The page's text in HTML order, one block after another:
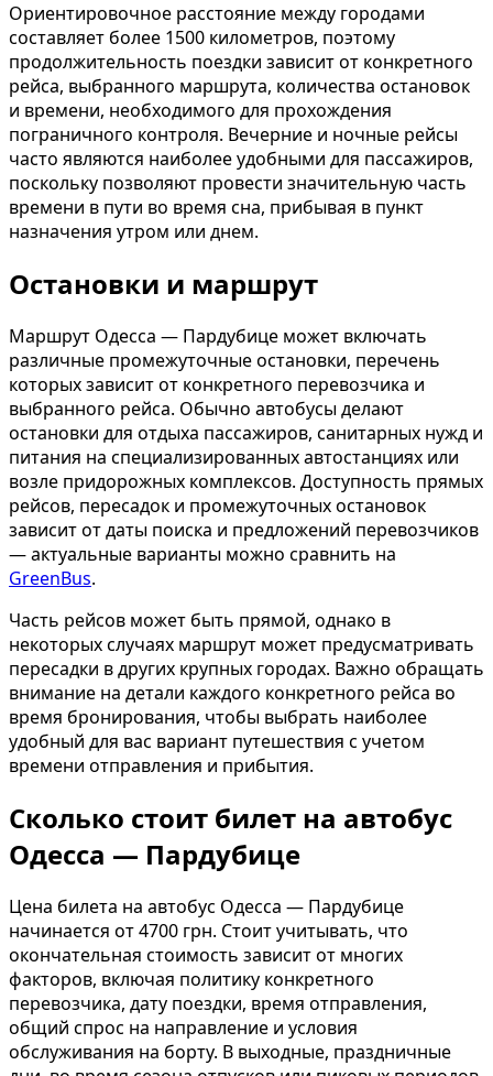
Ориентировочное расстояние между городами
составляет более 1500 километров, поэтому
продолжительность поездки зависит от конкретного
рейса, выбранного маршрута, количества остановок
и времени, необходимого для прохождения
пограничного контроля. Вечерние и ночные рейсы
часто являются наиболее удобными для пассажиров,
поскольку позволяют провести значительную часть
времени в пути во время сна, прибывая в пункт
назначения утром или днем.
Остановки и маршрут
Маршрут Одесса — Пардубице может включать
различные промежуточные остановки, перечень
которых зависит от конкретного перевозчика и
выбранного рейса. Обычно автобусы делают
остановки для отдыха пассажиров, санитарных нужд и
питания на специализированных автостанциях или
возле придорожных комплексов. Доступность прямых
рейсов, пересадок и промежуточных остановок
зависит от даты поиска и предложений перевозчиков
— актуальные варианты можно сравнить на
GreenBus.
Часть рейсов может быть прямой, однако в
некоторых случаях маршрут может предусматривать
пересадки в других крупных городах. Важно обращать
внимание на детали каждого конкретного рейса во
время бронирования, чтобы выбрать наиболее
удобный для вас вариант путешествия с учетом
времени отправления и прибытия.
Сколько стоит билет на автобус
Одесса — Пардубице
Цена билета на автобус Одесса — Пардубице
начинается от 4700 грн. Стоит учитывать, что
окончательная стоимость зависит от многих
факторов, включая политику конкретного
перевозчика, дату поездки, время отправления,
общий спрос на направление и условия
обслуживания на борту. В выходные, праздничные